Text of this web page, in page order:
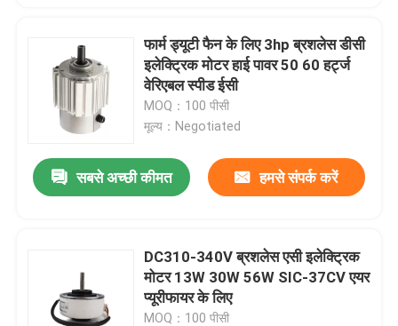
फार्म ड्यूटी फैन के लिए 3hp ब्रशलेस डीसी
इलेक्ट्रिक मोटर हाई पावर 50 60 हर्ट्ज
वेरिएबल स्पीड ईसी
MOQ：100 पीसी
मूल्य：Negotiated
सबसे अच्छी कीमत हमसे संपर्क करें
DC310-340V ब्रशलेस एसी इलेक्ट्रिक
मोटर 13W 30W 56W SIC-37CV एयर
प्यूरीफायर के लिए
MOQ：100 पीसी